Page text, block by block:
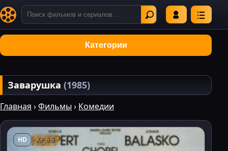
Категории
Заварушка (1985)
Главная ›Фильмы › Комедии
HD KP 6.5